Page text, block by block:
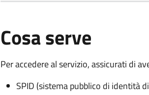
Cosa serve
Per accedere al servizio, assicurati di
SPID (sistema pubblico di identità